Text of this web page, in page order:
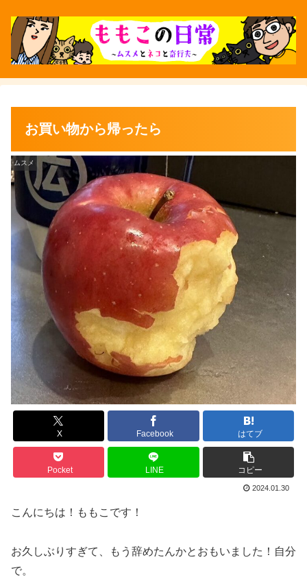
お買い物から帰ったら
ムスメ
X Facebook はてブ
Pocket LINE コピー
2024.01.30
こんにちは！ももこです！
お久しぶりすぎて、もう辞めたんかとおもいました！自分
で。